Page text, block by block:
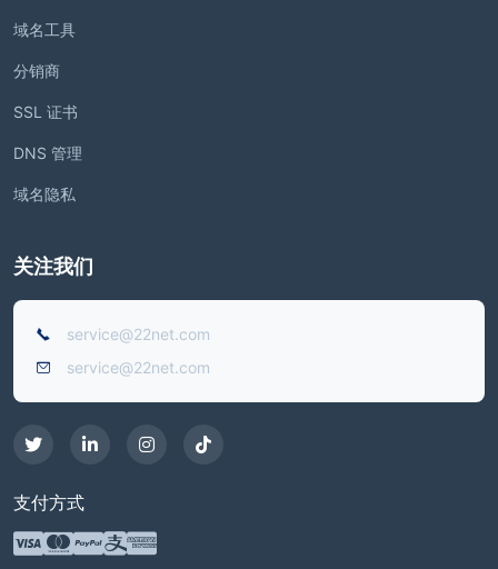
域名工具
分销商
SSL 证书
DNS 管理
域名隐私
关注我们
service@22net.com
service@22net.com
支付方式